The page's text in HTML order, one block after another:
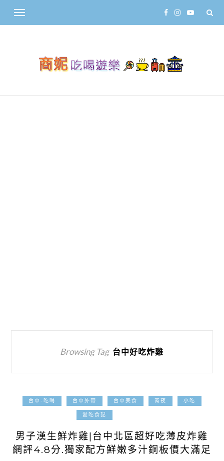
Browsing Tag 台中好吃炸雞
台中-吃喝 台中外帶 台中美食 宵夜 小吃
愛吃食記
男子漢生鮮炸雞|台中北區超好吃薄皮炸雞
網評4.8分.獨家配方鮮嫩多汁銅板價大滿足